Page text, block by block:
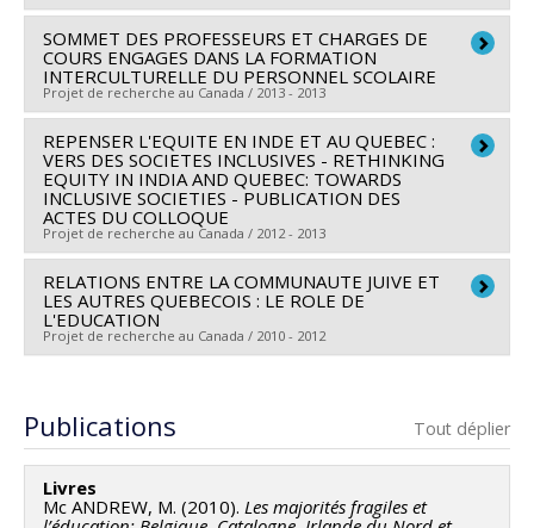
de développement : Fonctionnement
Chercheur principal : Maryse Potvin
Co-chercheurs : Marie Mc Andrew,Fasal Kanouté
Françoise Armand,Mireille Estivalèzes
Sources de financement : CRSH/Conseil de recherches
en sciences humaines du Canada
Programmes de subvention :PV153480-Subventions
de développement Savoir
SOMMET DES PROFESSEURS ET CHARGES DE
COURS ENGAGES DANS LA FORMATION
INTERCULTURELLE DU PERSONNEL SCOLAIRE
Projet de recherche au Canada / 2013 - 2013
Chercheur principal : Marie Mc Andrew
Sources de financement :MESRST/Ministère de
l'Enseignement supérieur, de la Recherche, de la
Science et de la Technologie
Programmes de subvention :
REPENSER L'EQUITE EN INDE ET AU QUEBEC :
VERS DES SOCIETES INCLUSIVES - RETHINKING
EQUITY IN INDIA AND QUEBEC: TOWARDS
INCLUSIVE SOCIETIES - PUBLICATION DES
ACTES DU COLLOQUE
Projet de recherche au Canada / 2012 - 2013
Chercheur principal : Marie Mc Andrew
Sources de financement :SQRC/Secr. Qc aux relations
canadiennes
RELATIONS ENTRE LA COMMUNAUTE JUIVE ET
LES AUTRES QUEBECOIS : LE ROLE DE
L'EDUCATION
Projet de recherche au Canada / 2010 - 2012
Publications Tout déplier
Livres
Mc ANDREW, M. (2010). Les majorités fragiles et